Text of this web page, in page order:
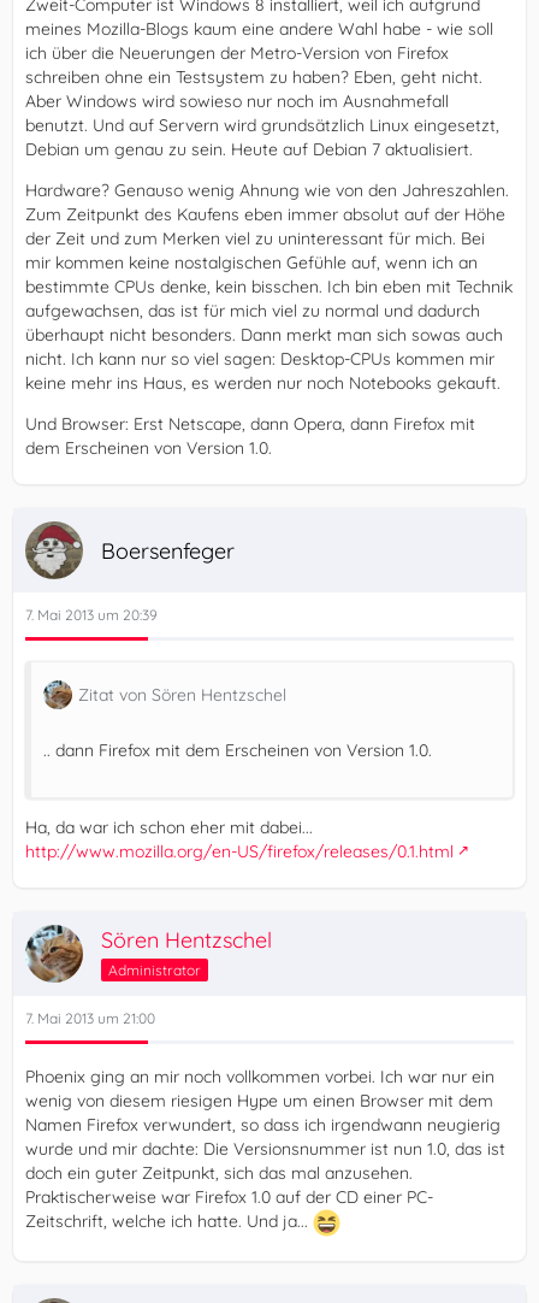
Zweit-Computer ist Windows 8 installiert, weil ich aufgrund
meines Mozilla-Blogs kaum eine andere Wahl habe - wie soll
ich über die Neuerungen der Metro-Version von Firefox
schreiben ohne ein Testsystem zu haben? Eben, geht nicht.
Aber Windows wird sowieso nur noch im Ausnahmefall
benutzt. Und auf Servern wird grundsätzlich Linux eingesetzt,
Debian um genau zu sein. Heute auf Debian 7 aktualisiert.
Hardware? Genauso wenig Ahnung wie von den Jahreszahlen.
Zum Zeitpunkt des Kaufens eben immer absolut auf der Höhe
der Zeit und zum Merken viel zu uninteressant für mich. Bei
mir kommen keine nostalgischen Gefühle auf, wenn ich an
bestimmte CPUs denke, kein bisschen. Ich bin eben mit Technik
aufgewachsen, das ist für mich viel zu normal und dadurch
überhaupt nicht besonders. Dann merkt man sich sowas auch
nicht. Ich kann nur so viel sagen: Desktop-CPUs kommen mir
keine mehr ins Haus, es werden nur noch Notebooks gekauft.
Und Browser: Erst Netscape, dann Opera, dann Firefox mit
dem Erscheinen von Version 1.0.
Boersenfeger
7. Mai 2013 um 20:39
Zitat von Sören Hentzschel
.. dann Firefox mit dem Erscheinen von Version 1.0.
Ha, da war ich schon eher mit dabei...
http://www.mozilla.org/en-US/firefox/releases/0.1.html
Sören Hentzschel
Administrator
7. Mai 2013 um 21:00
Phoenix ging an mir noch vollkommen vorbei. Ich war nur ein
wenig von diesem riesigen Hype um einen Browser mit dem
Namen Firefox verwundert, so dass ich irgendwann neugierig
wurde und mir dachte: Die Versionsnummer ist nun 1.0, das ist
doch ein guter Zeitpunkt, sich das mal anzusehen.
Praktischerweise war Firefox 1.0 auf der CD einer PC-
Zeitschrift, welche ich hatte. Und ja...